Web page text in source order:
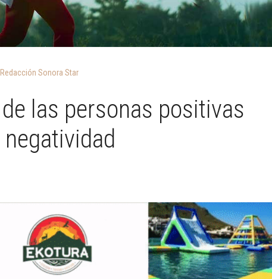
Redacción Sonora Star
las personas positivas